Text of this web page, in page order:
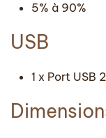
5% à 90%
USB
1 x Port USB